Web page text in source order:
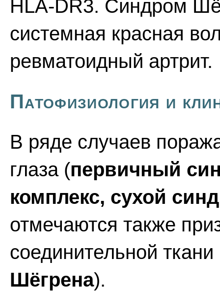
HLA-DR3. Синдром
системная красная
ревматоидный артрит.
Патофизиология и
В ряде случаев
глаза (первичный
комплекс, сухой
отмечаются также
соединительной ткани
Шёгрена).